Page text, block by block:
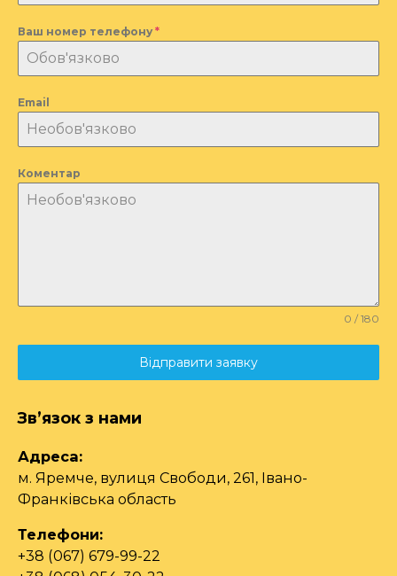
Ваш номер телефону *
Email
Коментар
0 / 180
Відправити заявку
Зв’язок з нами
Адреса:
м. Яремче, вулиця Свободи, 261, Івано-
Франківська область
Телефони:
+38 (067) 679-99-22